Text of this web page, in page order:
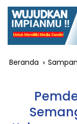
konten
Beranda